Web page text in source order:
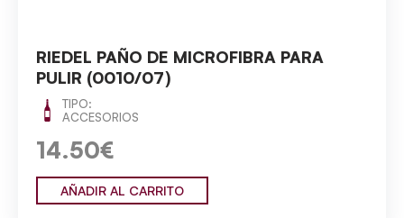
RIEDEL PAÑO DE MICROFIBRA PARA
PULIR (0010/07)
TIPO:
ACCESORIOS
14.50€
AÑADIR AL CARRITO